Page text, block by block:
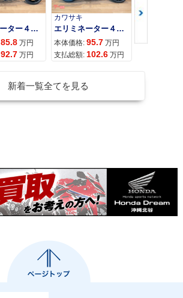
エリミネーター４００
85.8 万円
92.7 万円
カワサキ
エリミネーター４００ＳＥ
本体価格: 95.7 万円
支払総額: 102.6 万円
カワサキ
本体価格:
新着一覧全てを見る